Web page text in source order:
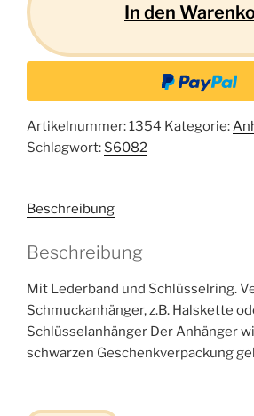
In den
Artikelnummer:1354 Kategorie:
Schlagwort: S6082
Beschreibung
Beschreibung
Mit Lederband und Schlüsselring.
Schmuckanhänger, z.B. Halskette
Schlüsselanhänger Der Anhänger
schwarzen Geschenkverpackung